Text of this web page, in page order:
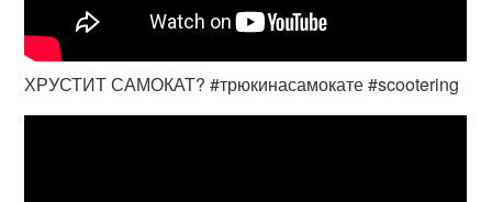
ХРУСТИТ САМОКАТ? #трюкинасамокате #scootering